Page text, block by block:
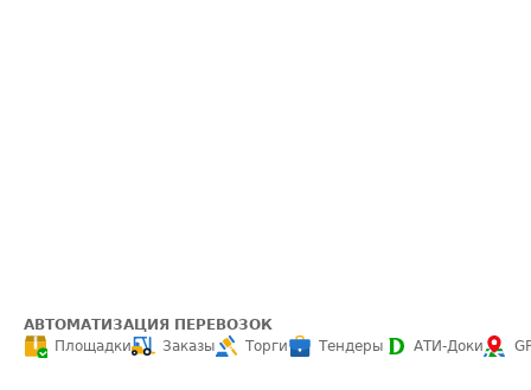
АВТОМАТИЗАЦИЯ ПЕРЕВОЗОК
Площадки
Заказы Торги Тендеры АТИ-Доки